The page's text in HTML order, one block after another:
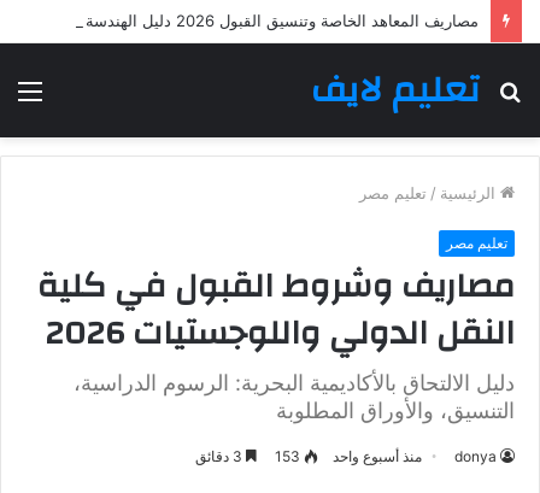
تعليم لايف
بحث
الرئيسية / تعليم مصر
تعليم مصر
مصاريف وشروط القبول في كلية
النقل الدولي واللوجستيات 2026
دليل الالتحاق بالأكاديمية البحرية: الرسوم الدراسية،
التنسيق، والأوراق المطلوبة
donya منذ أسبوع واحد 153